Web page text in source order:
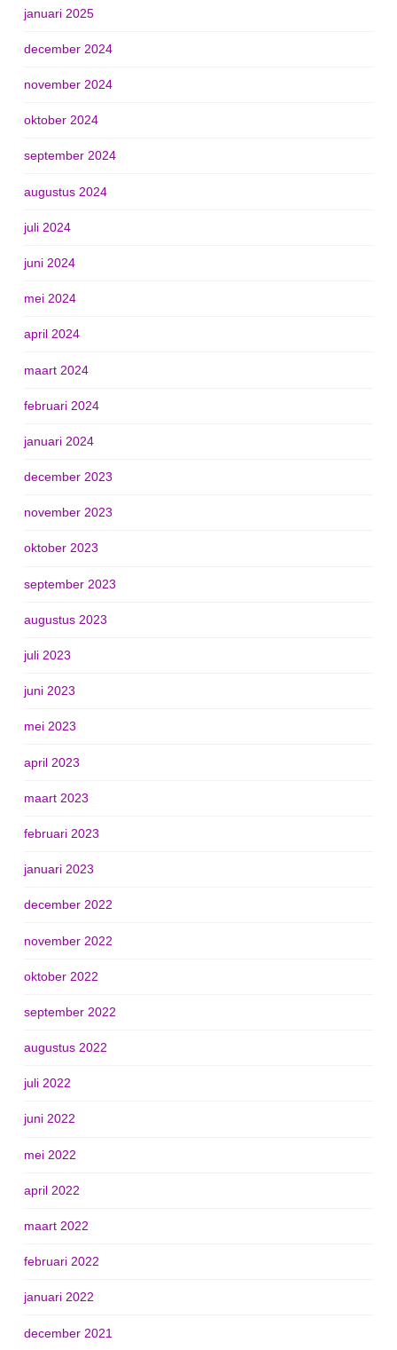
januari 2025
december 2024
november 2024
oktober 2024
september 2024
augustus 2024
juli 2024
juni 2024
mei 2024
april 2024
maart 2024
februari 2024
januari 2024
december 2023
november 2023
oktober 2023
september 2023
augustus 2023
juli 2023
juni 2023
mei 2023
april 2023
maart 2023
februari 2023
januari 2023
december 2022
november 2022
oktober 2022
september 2022
augustus 2022
juli 2022
juni 2022
mei 2022
april 2022
maart 2022
februari 2022
januari 2022
december 2021